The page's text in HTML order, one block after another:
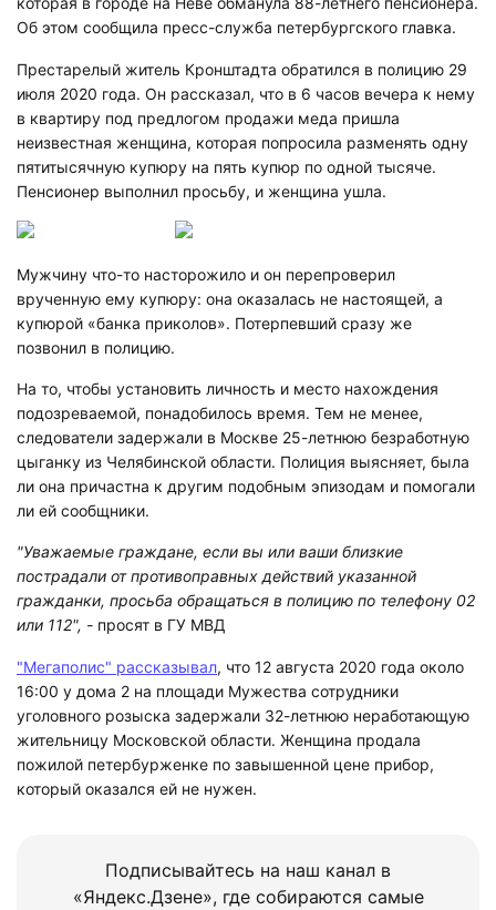
Об этом сообщила пресс-служба петербургского главка.
Престарелый житель Кронштадта обратился в полицию 29
июля 2020 года. Он рассказал, что в 6 часов вечера к нему
в квартиру под предлогом продажи меда пришла
неизвестная женщина, которая попросила разменять одну
пятитысячную купюру на пять купюр по одной тысяче.
Пенсионер выполнил просьбу, и женщина ушла.
Мужчину что-то насторожило и он перепроверил
врученную ему купюру: она оказалась не настоящей, а
купюрой «банка приколов». Потерпевший сразу же
позвонил в полицию.
На то, чтобы установить личность и место нахождения
подозреваемой, понадобилось время. Тем не менее,
следователи задержали в Москве 25-летнюю безработную
цыганку из Челябинской области. Полиция выясняет, была
ли она причастна к другим подобным эпизодам и помогали
ли ей сообщники.
"Уважаемые граждане, если вы или ваши близкие
пострадали от противоправных действий указанной
гражданки, просьба обращаться в полицию по телефону 02
или 112", - просят в ГУ МВД
"Мегаполис" рассказывал, что 12 августа 2020 года около
16:00 у дома 2 на площади Мужества сотрудники
уголовного розыска задержали 32-летнюю неработающую
жительницу Московской области. Женщина продала
пожилой петербурженке по завышенной цене прибор,
который оказался ей не нужен.
Подписывайтесь на наш канал в
«Яндекс.Дзене», где собираются самые